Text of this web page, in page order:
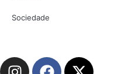
Sociedade